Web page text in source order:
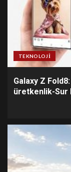
TEKNOLOJI
Galaxy Z
üretkenlik-Sur